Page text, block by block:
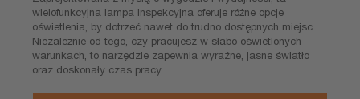
wielofunkcyjna lampa inspekcyjna oferuje różne opcje
oświetlenia, by dotrzeć nawet do trudno dostępnych miejsc.
Niezależnie od tego, czy pracujesz w słabo oświetlonych
warunkach, to narzędzie zapewnia wyraźne, jasne światło
oraz doskonały czas pracy.